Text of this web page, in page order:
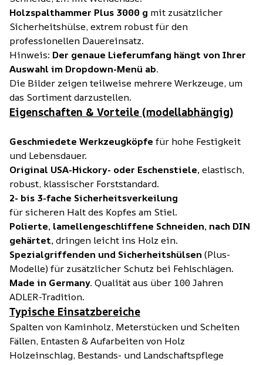
Holzspalthammer Plus 3000 g mit zusätzlicher
Sicherheitshülse, extrem robust für den
professionellen Dauereinsatz.
Hinweis: Der genaue Lieferumfang hängt von Ihrer
Auswahl im Dropdown-Menü ab.
Die Bilder zeigen teilweise mehrere Werkzeuge, um
das Sortiment darzustellen.
Eigenschaften & Vorteile (modellabhängig)
Geschmiedete Werkzeugköpfe für hohe Festigkeit
und Lebensdauer.
Original USA-Hickory- oder Eschenstiele,elastisch,
robust, klassischer Forststandard.
2- bis 3-fache Sicherheitsverkeilung
für sicheren Halt des Kopfes am Stiel.
Polierte, lamellengeschliffene Schneiden, nach DIN
gehärtet,dringen leicht ins Holz ein.
Spezialgriffenden und Sicherheitshülsen(Plus-
Modelle) für zusätzlicher Schutz bei Fehlschlägen.
Made in Germany. Qualität aus über 100 Jahren
ADLER-Tradition.
Typische Einsatzbereiche
Spalten von Kaminholz, Meterstücken und Scheiten
Fällen, Entasten & Aufarbeiten von Holz
Holzeinschlag, Bestands- und Landschaftspflege